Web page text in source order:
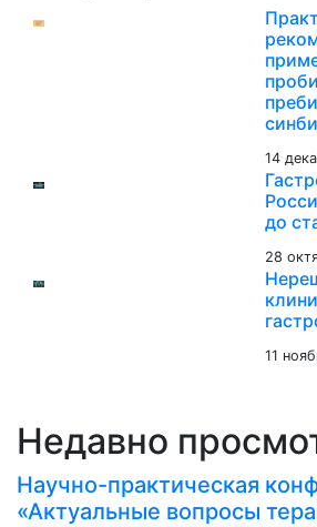
14
до
28
11
Недавно
Научно-практическая
«Актуальные вопросы